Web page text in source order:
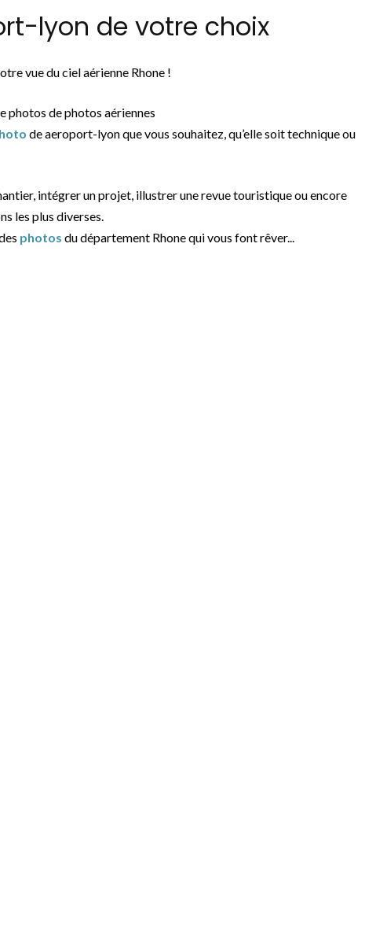
lyon de votre choix
vue du ciel aérienne Rhone !
photos de photos aériennes
de aeroport-lyon que vous souhaitez, qu’elle soit technique ou
intégrer un projet, illustrer une revue touristique ou encore
les plus diverses.
photos du département Rhone qui vous font rêver...